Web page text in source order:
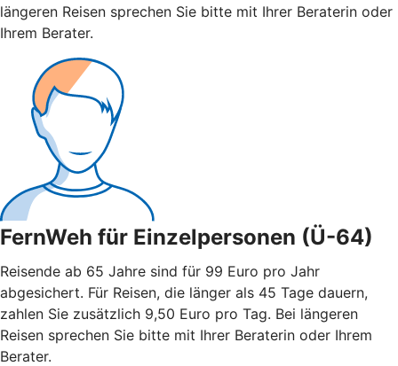
längeren Reisen sprechen Sie bitte mit Ihrer Beraterin oder
Ihrem Berater.
FernWeh für Einzelpersonen (Ü-64)
Reisende ab 65 Jahre sind für 99 Euro pro Jahr
abgesichert. Für Reisen, die länger als 45 Tage dauern,
zahlen Sie zusätzlich 9,50 Euro pro Tag. Bei längeren
Reisen sprechen Sie bitte mit Ihrer Beraterin oder Ihrem
Berater.